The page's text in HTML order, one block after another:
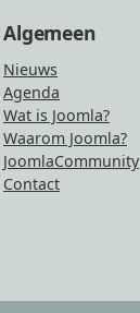
Algemeen
Nieuws
Agenda
Wat is Joomla?
Waarom Joomla?
JoomlaCommunity
Contact